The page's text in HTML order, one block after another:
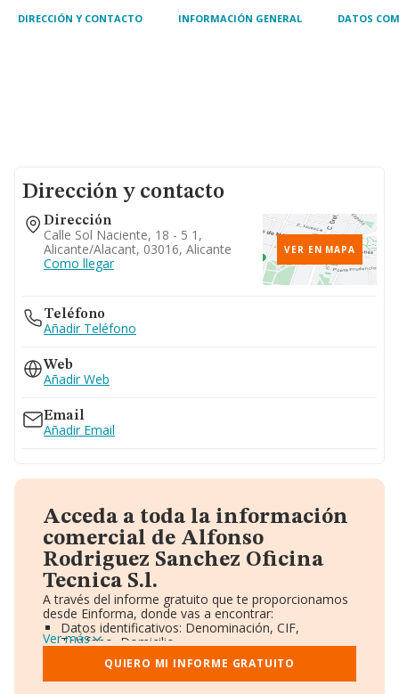
DIRECCIÓN Y CONTACTO INFORMACIÓN GENERAL DATOS
Dirección y contacto
Dirección
Calle Sol Naciente, 18 - 5 1,
Alicante/alacant, 03016, Alicante
Como llegar
VER EN MAPA
Teléfono
Añadir Teléfono
Web
Añadir Web
Email
Añadir Email
Acceda a toda la información
comercial de Alfonso
Rodriguez Sanchez Oficina
Tecnica S.l.
A través del informe gratuito que te proporcionamos
desde Einforma, donde vas a encontrar:
Datos identificativos: Denominación, CIF,
Teléfono, Domicilio.
Informe Mercantil Completo (BORME).
Gráficos de Evolución Ventas y Empleados.
Consejo de Administración y Administradores.
Ver más
QUIERO MI INFORME GRATUITO